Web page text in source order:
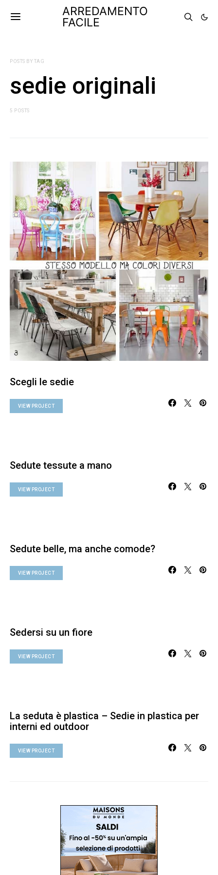
ARREDAMENTO
FACILE
POSTS BY TAG
sedie originali
5 POSTS
Scegli le sedie
VIEW PROJECT
Sedute tessute a mano
VIEW PROJECT
Sedute belle, ma anche comode?
VIEW PROJECT
Sedersi su un fiore
VIEW PROJECT
La seduta è plastica – Sedie in plastica per
interni ed outdoor
VIEW PROJECT